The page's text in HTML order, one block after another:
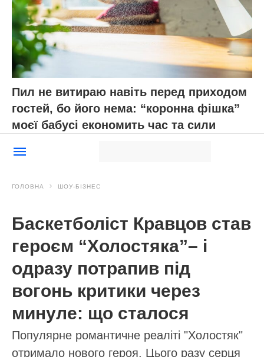
Пил не витираю навіть перед приходом
гостей, бо його нема: “коронна фішка”
моєї бабусі економить час та сили